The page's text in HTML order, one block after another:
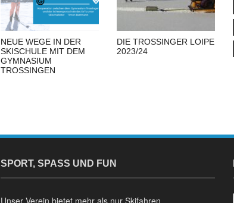
NEUE WEGE IN DER
SKISCHULE MIT DEM
GYMNASIUM
TROSSINGEN
DIE TROSSINGER LOIPE
2023/24
SPORT, SPASS UND FUN